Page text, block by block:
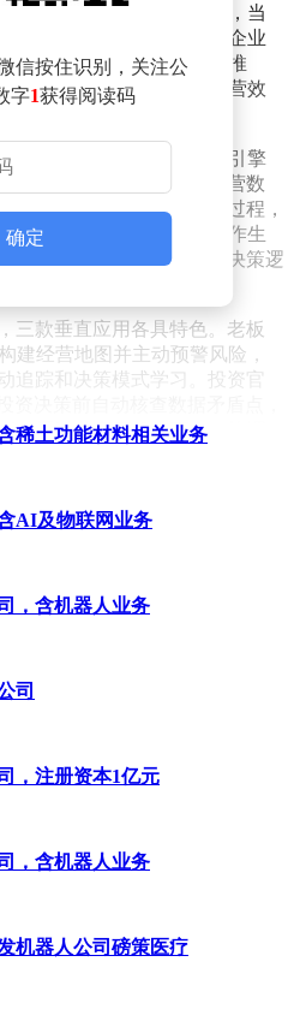
财务目标的观点。他指出，当
过度依赖通用模型而忽视企业
业务场景、缺乏高层战略推
AI投入未能转化为实际经营效
大引擎：企业动态上下文引擎
过持续抽取、校验企业运营数
库；后者则模拟人类规划过程，
距，并协调多个AI代理协作生
系统能够理解企业独特的决策逻
三款垂直应用各具特色。老板
建经营地图并主动预警风险，
追踪和决策模式学习。投资官
AI通过共享商机上下文，协调
，指出虽然海外企业对AI的认
，通过差异化产品定位建立竞争
品体系主要面向大型企业，需要
定位时，李开复表示，虽然自己
了退休可能性，强调将持续推动
深度应用。
信按住识别，关注公
字1获得阅读码
确定
稀土功能材料相关业务
AI及物联网业务
，含机器人业务
司
，注册资本1亿元
，含机器人业务
机器人公司磅策医疗